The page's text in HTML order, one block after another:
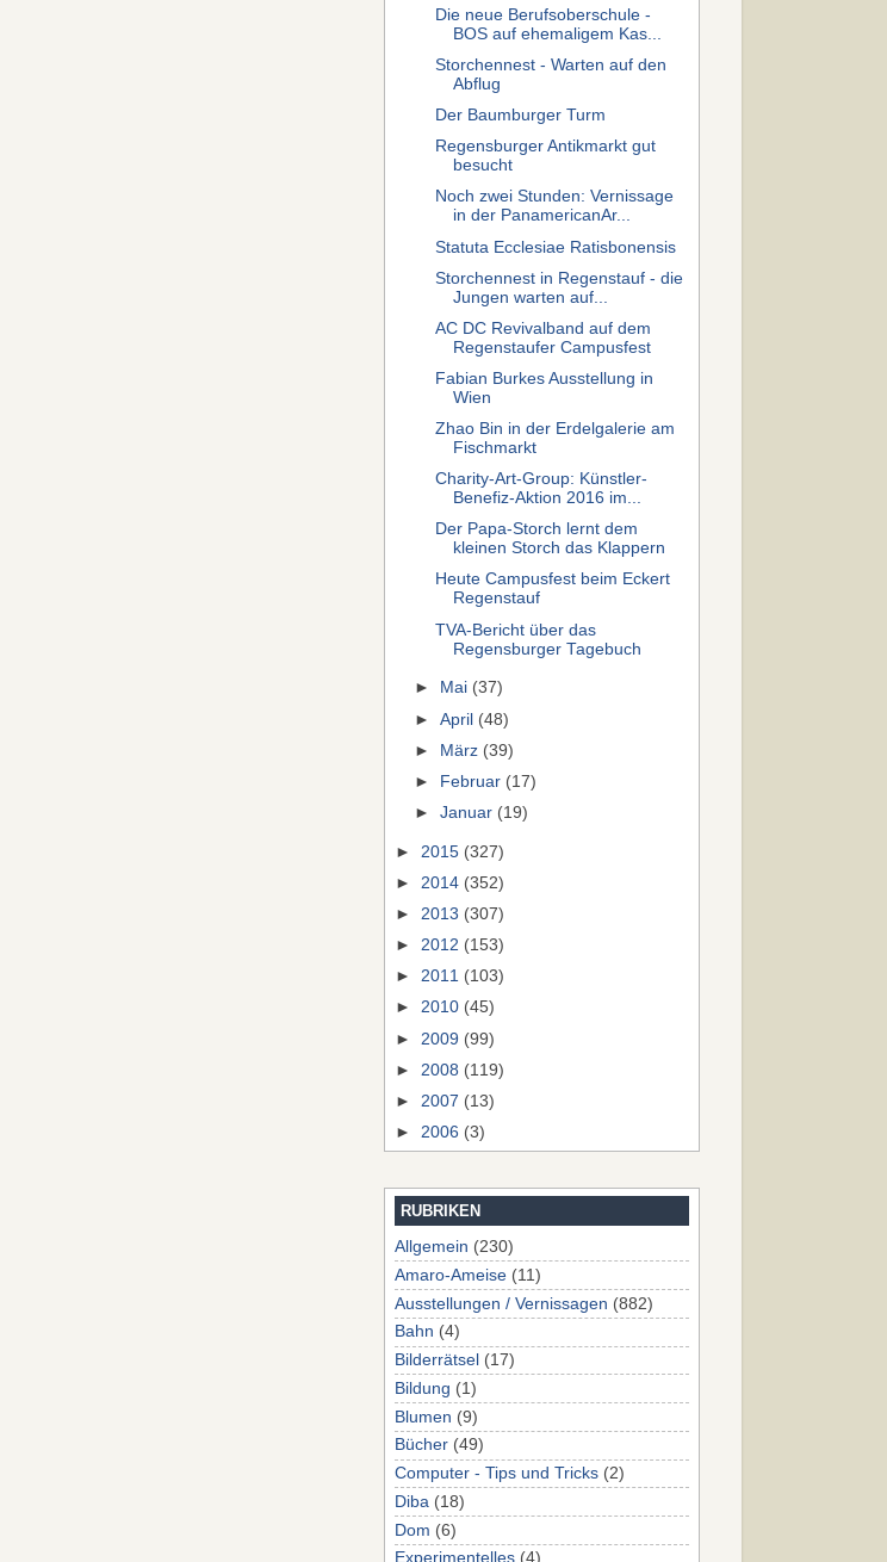
Die neue Berufsoberschule -
BOS auf ehemaligem Kas...
Storchennest - Warten auf den
Abflug
Der Baumburger Turm
Regensburger Antikmarkt gut
besucht
Noch zwei Stunden: Vernissage
in der PanamericanAr...
Statuta Ecclesiae Ratisbonensis
Storchennest in Regenstauf - die
Jungen warten auf...
AC DC Revivalband auf dem
Regenstaufer Campusfest
Fabian Burkes Ausstellung in
Wien
Zhao Bin in der Erdelgalerie am
Fischmarkt
Charity-Art-Group: Künstler-
Benefiz-Aktion 2016 im...
Der Papa-Storch lernt dem
kleinen Storch das Klappern
Heute Campusfest beim Eckert
Regenstauf
TVA-Bericht über das
Regensburger Tagebuch
► Mai (37)
►April (48)
► März (39)
►
Februar (17)
►Januar (19)
► 2015 (327)
► 2014 (352)
► 2013 (307)
► 2012 (153)
► 2011 (103)
► 2010 (45)
► 2009 (99)
► 2008 (119)
► 2007 (13)
► 2006 (3)
RUBRIKEN
Allgemein (230)
Amaro-Ameise (11)
Ausstellungen / Vernissagen (882)
Bahn (4)
Bilderrätsel (17)
Bildung (1)
Blumen (9)
Bücher (49)
Computer - Tips und Tricks (2)
Diba (18)
Dom (6)
Experimentelles (4)